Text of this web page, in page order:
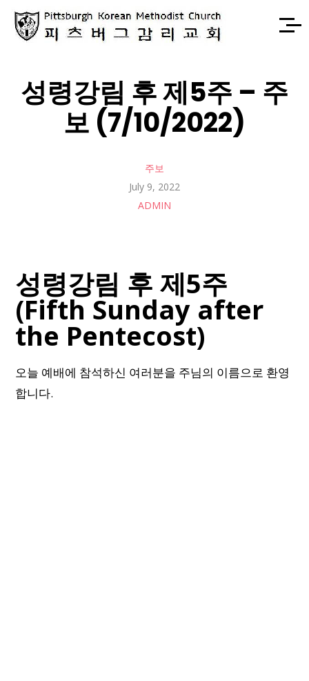
성령강림 후 제5주 – 주
보 (7/10/2022)
주보
July 9, 2022
ADMIN
성령강림 후 제5주
(Fifth Sunday after
the Pentecost)
오늘 예배에 참석하신 여러분을 주님의 이름으로 환영
합니다.